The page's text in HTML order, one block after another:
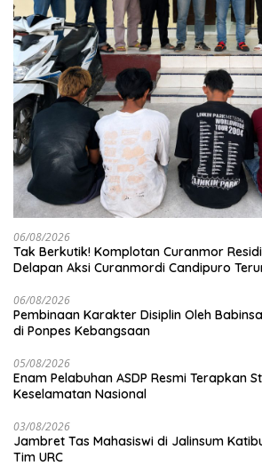
06/08/2026
Tak Berkutik! Komplotan Curanmor
Delapan Aksi Curanmordi Candipuro
06/08/2026
Pembinaan Karakter Disiplin Oleh
di Ponpes Kebangsaan
05/08/2026
Enam Pelabuhan ASDP Resmi Terapkan
Keselamatan Nasional
03/08/2026
Jambret Tas Mahasiswi di Jalinsum
Tim URC